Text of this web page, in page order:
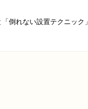
倒れない設置テクニック」